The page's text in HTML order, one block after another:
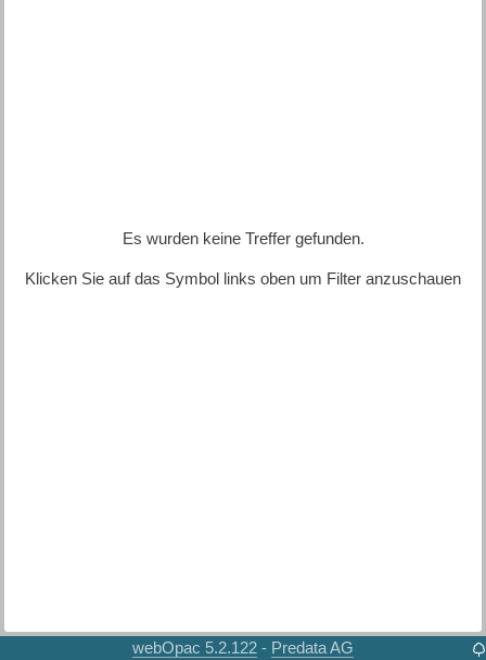
Es wurden keine Treffer gefunden.
Klicken Sie auf das Symbol links oben um Filter anzuschauen
webOpac 5.2.122 - Predata AG